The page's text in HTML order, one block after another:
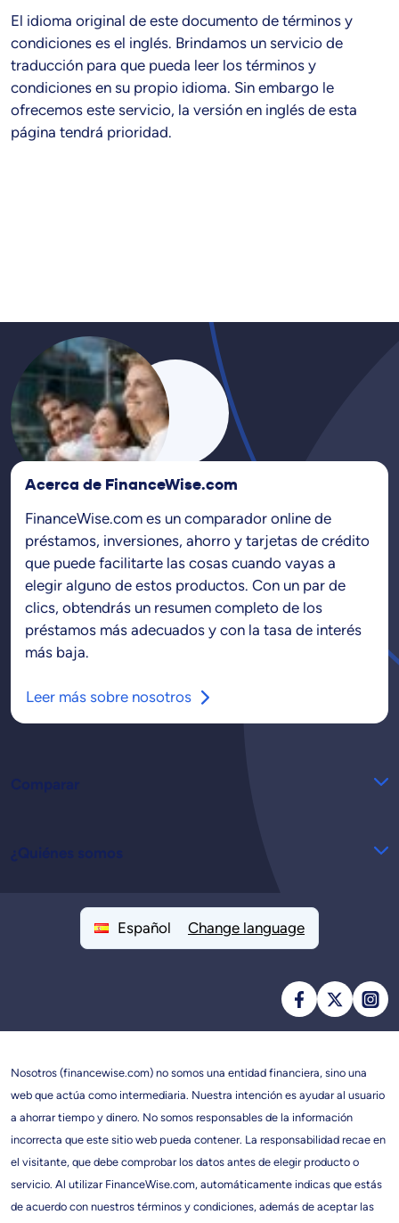
El idioma original de este documento de términos y
condiciones es el inglés. Brindamos un servicio de
traducción para que pueda leer los términos y
condiciones en su propio idioma. Sin embargo le
ofrecemos este servicio, la versión en inglés de esta
página tendrá prioridad.
Acerca de FinanceWise.com
FinanceWise.com es un comparador online de
préstamos, inversiones, ahorro y tarjetas de crédito
que puede facilitarte las cosas cuando vayas a
elegir alguno de estos productos. Con un par de
clics, obtendrás un resumen completo de los
préstamos más adecuados y con la tasa de interés
más baja.
Leer más sobre nosotros
Comparar
¿Quiénes somos
Español Change language
Nosotros (financewise.com) no somos una entidad financiera, sino una
web que actúa como intermediaria. Nuestra intención es ayudar al usuario
a ahorrar tiempo y dinero. No somos responsables de la información
incorrecta que este sitio web pueda contener. La responsabilidad recae en
el visitante, que debe comprobar los datos antes de elegir producto o
servicio. Al utilizar FinanceWise.com, automáticamente indicas que estás
de acuerdo con nuestros términos y condiciones, además de aceptar las